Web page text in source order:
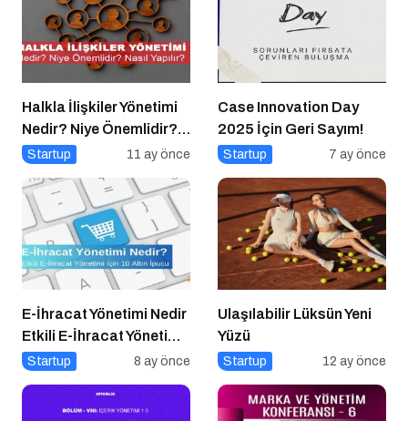
Halkla İlişkiler Yönetimi
Nedir? Niye Önemlidir?
Halkla İlişkiler Yönetimi
Startup 11 ay önce
Case Innovation Day
2025 İçin Geri Sayım!
Startup 7 ay önce
E-İhracat Yönetimi Nedir
Etkili E-İhracat Yönetimi
için 10 Altın İpucu
Startup 8 ay önce
Ulaşılabilir Lüksün Yeni
Yüzü
Startup 12 ay önce